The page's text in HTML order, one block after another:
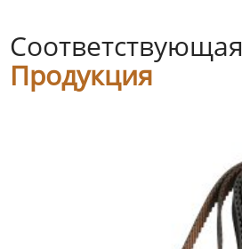
Соответствующая
Продукция